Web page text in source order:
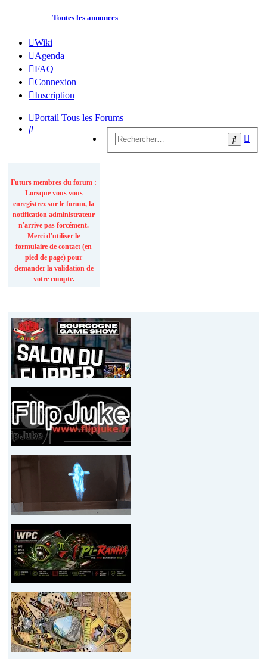
Toutes les annonces
Wiki
Agenda
FAQ
Connexion
Inscription
Portail Tous les Forums
Rechercher
Futurs membres du forum :
Lorsque vous vous
enregistrez sur le forum, la
notification administrateur
n'arrive pas forcément.
Merci d'utiliser le
formulaire de contact (en
pied de page) pour
demander la validation de
votre compte.